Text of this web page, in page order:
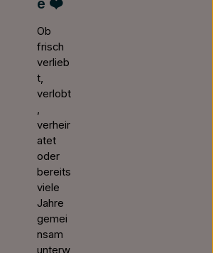
e ❤️
Ob
frisch
verlieb
t,
verlobt
,
verheir
atet
oder
bereits
viele
Jahre
gemei
nsam
unterw